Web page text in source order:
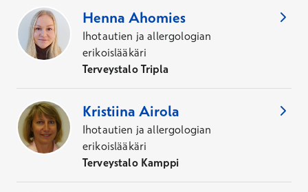
Henna Ahomies
Ihotautien ja allergologian
erikoislääkäri
Terveystalo Tripla
Kristiina Airola
Ihotautien ja allergologian
erikoislääkäri
Terveystalo Kamppi